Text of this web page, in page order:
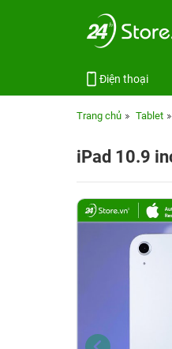
Điện thoại
Trang chủ Tablet
iPad 10.9